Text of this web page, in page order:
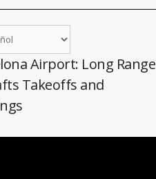
Airport: Long Range
Takeoffs and